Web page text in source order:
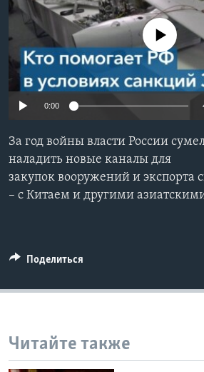
Learning English
СОЦИАЛЬНЫЕ СЕТИ
No media source
0:00
За год войны власти России
наладить новые каналы для
закупок вооружений и экспорта
– с Китаем и другими
Поделиться
Читайте также